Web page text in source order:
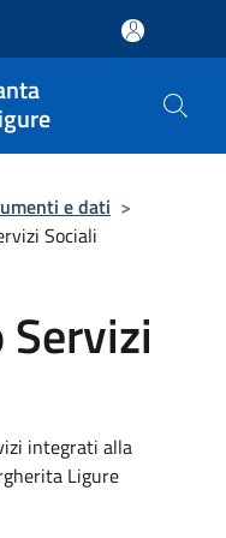
e dati >
Sociali
integrati alla
Ligure